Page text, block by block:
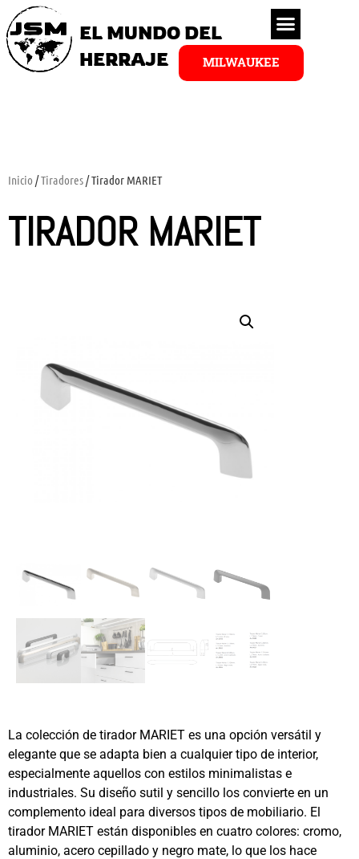
EL MUNDO DEL
HERRAJE
MILWAUKEE
Inicio /Tiradores/ Tirador MARIET
TIRADOR MARIET
La colección de tirador MARIET es una opción versátil y
elegante que se adapta bien a cualquier tipo de interior,
especialmente aquellos con estilos minimalistas e
industriales. Su diseño sutil y sencillo los convierte en un
complemento ideal para diversos tipos de mobiliario. El
tirador MARIET están disponibles en cuatro colores: cromo,
aluminio, acero cepillado y negro mate, lo que los hace